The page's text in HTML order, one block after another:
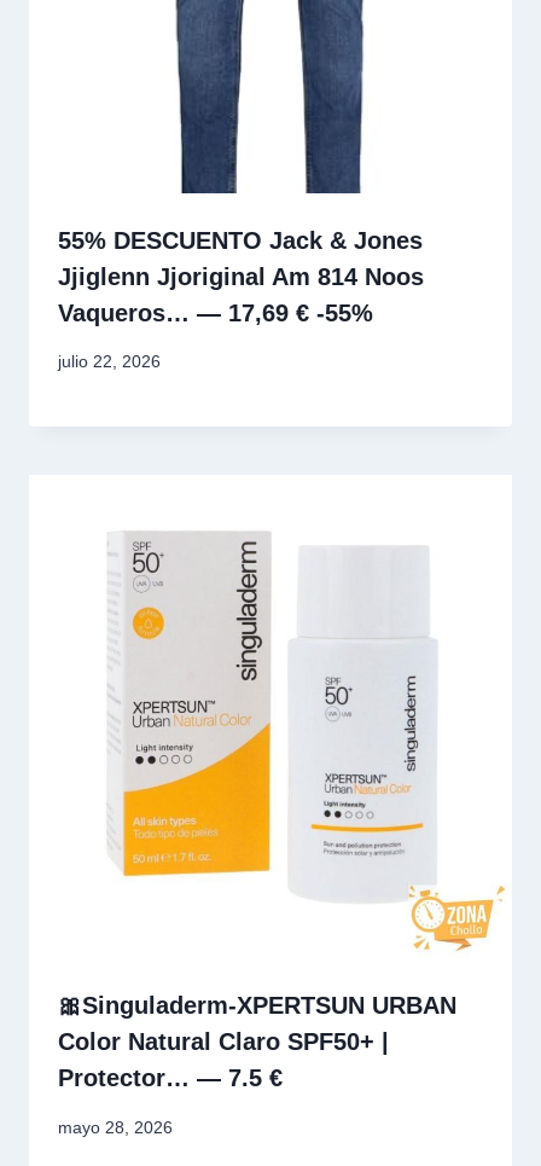
55% DESCUENTO Jack & Jones
Jjiglenn Jjoriginal Am 814 Noos
Vaqueros… — 17,69 € -55%
julio 22, 2026
🎀Singuladerm-XPERTSUN URBAN
Color Natural Claro SPF50+ |
Protector… — 7.5 €
mayo 28, 2026